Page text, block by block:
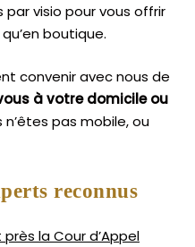
par visio pour vous offrir
boutique.
convenir avec nous de
à votre domicile ou
n’êtes pas mobile, ou
reconnus
près la Cour d’Appel